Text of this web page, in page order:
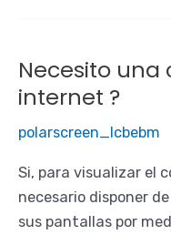
Necesito una
internet ?
polarscreen_lcbebm
Si, para visualizar el
necesario disponer
sus pantallas por